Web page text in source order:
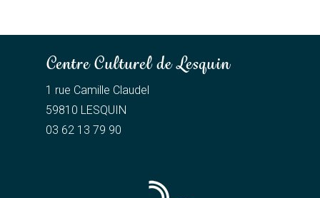
Centre Culturel de Lesquin
1 rue Camille Claudel
59810 LESQUIN
03 62 13 79 90